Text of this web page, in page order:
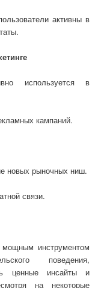
активны в
используется в
кампаний.
новых рыночных ниш.
связи.
мощным инструментом
поведения,
ценные инсайты и
на некоторые